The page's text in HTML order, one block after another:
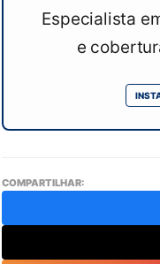
Especialista
e
COMPARTILHAR: